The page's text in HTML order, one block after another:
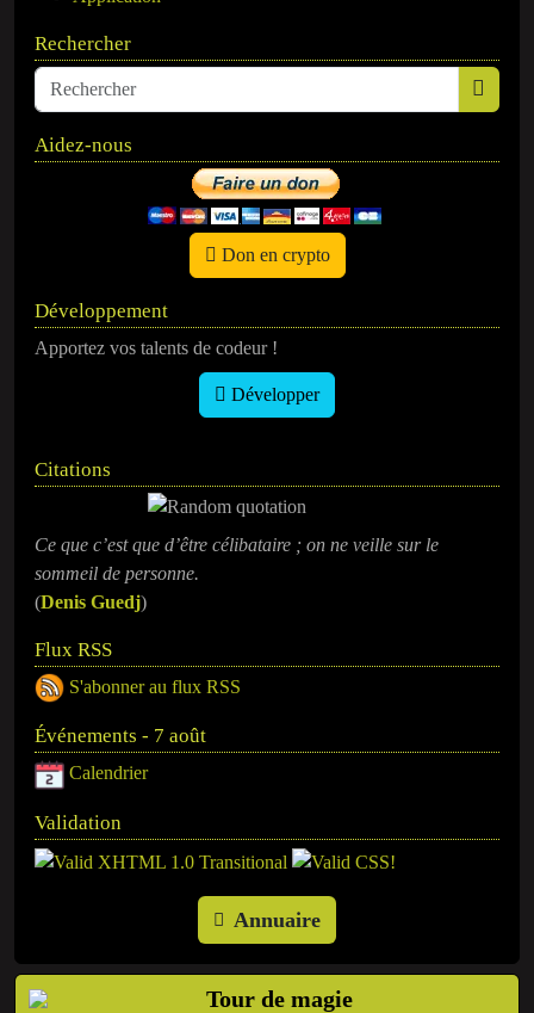
Rechercher
Aidez-nous
Don en crypto
Développement
Apportez vos talents de codeur !
Développer
Citations
Ce que c’est que d’être célibataire ; on ne veille sur le
sommeil de personne.
(Denis Guedj)
Flux RSS
S'abonner au flux RSS
Événements - 7 août
Calendrier
Validation
Annuaire
Tour de magie